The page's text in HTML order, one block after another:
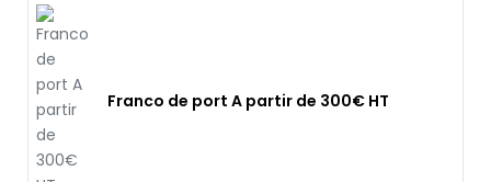
Franco de port A partir de 300€ HT